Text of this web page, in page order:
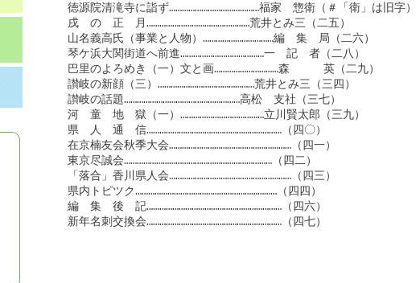
徳源院清滝寺に詣ず……………………………………福家　惣衛（＃「衛」は旧字）
戌　の　正　月…………………………………………荒井とみ三（二五）
山名義高氏（事業と人物）……………………………編　集　局（二六）
琴ケ浜大関街道へ前進…………………………………一　記　者（二八）
巴里のよろめき（一）文と画…………………………森　　　英（二九）
讃岐の新顔（三）………………………………………荒井とみ三（三四）
讃岐の話題………………………………………………高松　支社（三七）
河　童　地　獄（一）…………………………………立川賢太郎（三九）
県　人　通　信………………………………………………………（四〇）
在京楠友会秋季大会…………………………………………………（四一）
東京尽誠会……………………………………………………………（四二）
「落合」香川県人会…………………………………………………（四三）
県内トピツク…………………………………………………………（四四）
編　集　後　記………………………………………………………（四六）
新年名刺交換会………………………………………………………（四七）